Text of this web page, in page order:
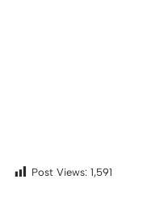
Post Views: 1,591